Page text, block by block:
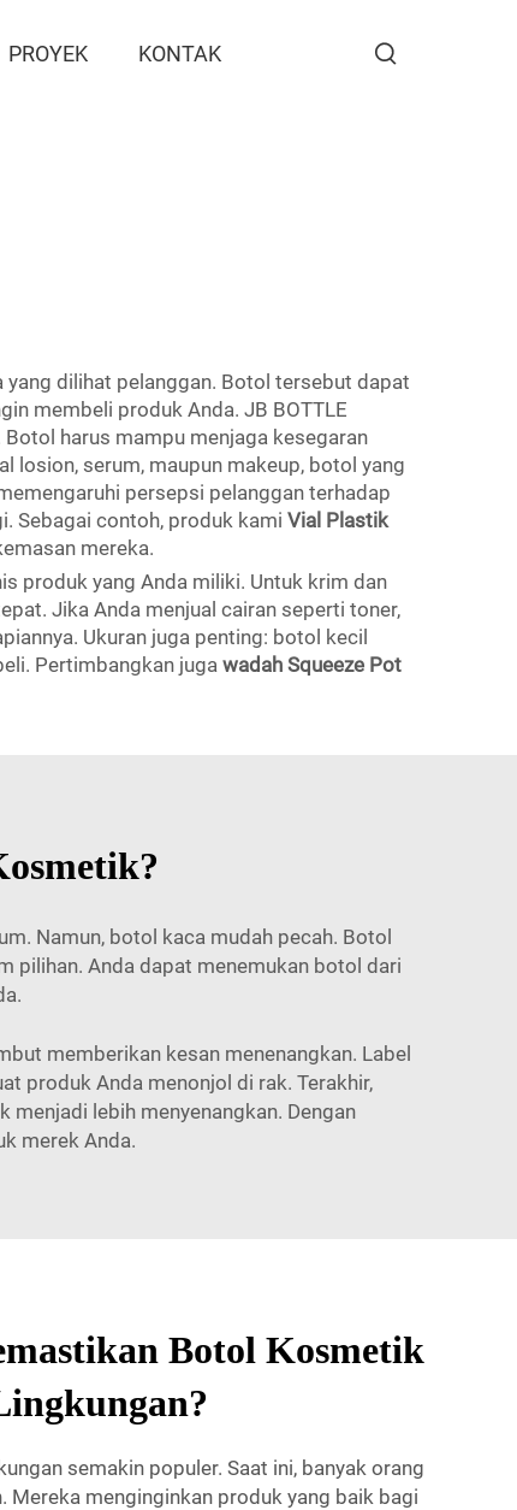
PROYEK KONTAK
dilihat pelanggan. Botol tersebut dapat
membeli produk Anda. JB BOTTLE
harus mampu menjaga kesegaran
losion, serum, maupun makeup, botol yang
persepsi pelanggan terhadap
Sebagai contoh, produk kami Vial Plastik
mereka.
produk yang Anda miliki. Untuk krim dan
Jika Anda menjual cairan seperti toner,
Ukuran juga penting: botol kecil
Pertimbangkan juga wadah Squeeze Pot
Namun, botol kaca mudah pecah. Botol
pilihan. Anda dapat menemukan botol dari
memberikan kesan menenangkan. Label
produk Anda menonjol di rak. Terakhir,
lebih menyenangkan. Dengan
merek Anda.
Botol Kosmetik
semakin populer. Saat ini, banyak orang
Mereka menginginkan produk yang baik bagi